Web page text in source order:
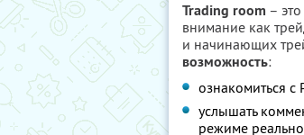
Trading room –
внимание как
и начинающих
возможность:
ознакомиться с
услышать
режиме